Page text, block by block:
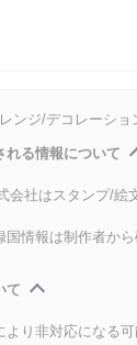
ンジ/デコレーショ
れる情報について
会社はスタンプ/絵
国情報は制作者か
て
より非対応になる